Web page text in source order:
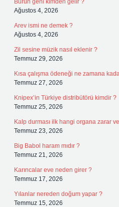
Burun geni kimden gelir ?
Ağustos 4, 2026
Arev ismi ne demek ?
Ağustos 4, 2026
Zil sesine müzik nasıl eklenir ?
Temmuz 29, 2026
Kısa çalışma ödeneği ne zamana
Temmuz 27, 2026
Knipex’in Türkiye distribütörü kimdir ?
Temmuz 25, 2026
Kalp durması ilk hangi organa zarar
Temmuz 23, 2026
Big Babol haram mıdır ?
Temmuz 21, 2026
Karıncalar eve neden girer ?
Temmuz 17, 2026
Yılanlar nereden doğum yapar ?
Temmuz 15, 2026